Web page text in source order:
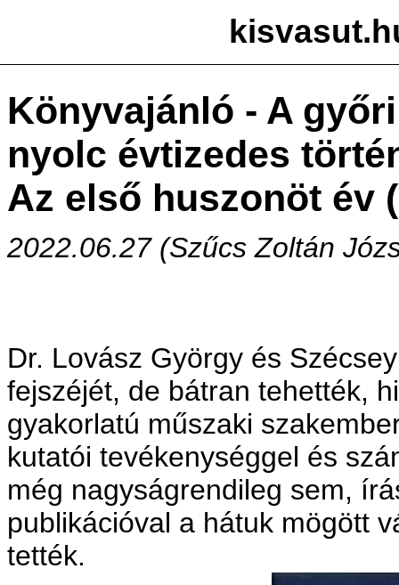
Könyvajánló - A
nyolc évtizedes
Az első huszonöt év
2022.06.27 (Szűcs Zoltán
Dr. Lovász György és
fejszéjét, de bátran tehették,
gyakorlatú műszaki
kutatói tevékenységgel és
még nagyságrendileg sem,
publikációval a hátuk mögött
tették.